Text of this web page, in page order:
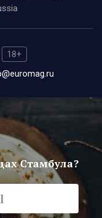
18+
Стамбула?